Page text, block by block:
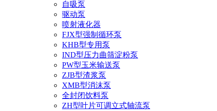
自吸泵
驱动泵
喷射液化器
FJX型强制循环泵
KHB型专用泵
IND型压力曲筛淀粉泵
PW型玉米输送泵
ZJB型渣浆泵
XMB型消沫泵
全封闭饮料泵
ZH型叶片可调立式轴流泵